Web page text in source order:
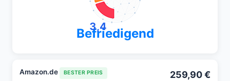
3,4
Befriedigend
Amazon.de BESTER PREIS 259,90 €